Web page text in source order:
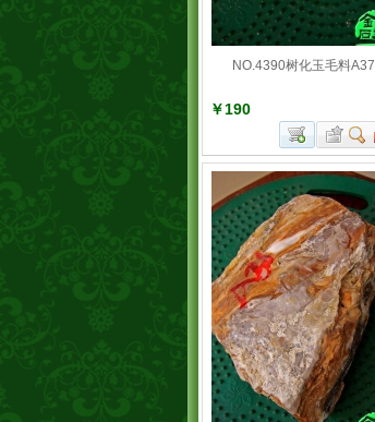
NO.4390树化玉毛料A37
￥190